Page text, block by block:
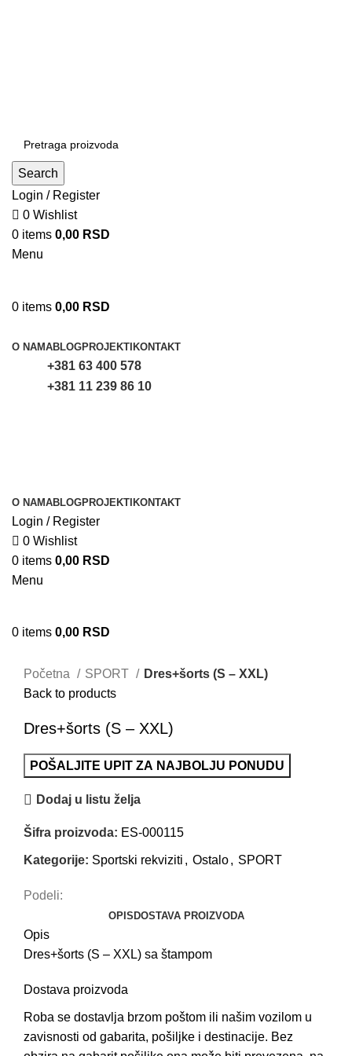
Search
Login / Register
0 Wishlist
0 items 0,00 RSD
Menu
0 items 0,00 RSD
O NAMABLOGPROJEKTI KONTAKT
+381 63 400 578
+381 11 239 86 10
O NAMABLOGPROJEKTIKONTAKT
Login / Register
0 Wishlist
0 items 0,00 RSD
Menu
0 items 0,00 RSD
Početna
SPORT
Dres+šorts (S – XXL)
Back to products
Dres+šorts (S – XXL)
POŠALJITE UPIT ZA NAJBOLJU PONUDU
Dodaj u listu želja
Šifra proizvoda: ES-000115
Kategorije: Sportski rekviziti , Ostalo, SPORT
Podeli:
OPISDOSTAVA PROIZVODA
Opis
Dres+šorts (S – XXL) sa štampom
Dostava proizvoda
Roba se dostavlja brzom poštom ili našim vozilom u
zavisnosti od gabarita, pošiljke i destinacije. Bez